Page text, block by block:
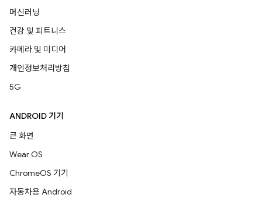
머신러닝
건강 및 피트니스
카메라 및 미디어
개인정보처리방침
5G
ANDROID 기기
큰 화면
Wear OS
ChromeOS 기기
자동차용 Android